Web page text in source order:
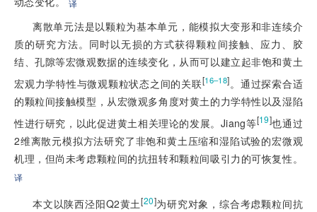
译
离散单元法是以颗粒为基本单元，能模拟大变形和非连续介
质的研究方法。同时以无损的方式获得颗粒间接触、应力、胶
结、孔隙等宏微观数据的连续变化，从而可以建立起非饱和黄土
宏观力学特性与微观颗粒状态之间的关联[16–18]。通过探索合适
的颗粒间接触模型，从宏微观多角度对黄土的力学特性以及湿陷
性进行研究，以此促进黄土相关理论的发展。Jiang等[19]也通过
2维离散元模拟方法研究了非饱和黄土压缩和湿陷试验的宏微观
机理，但尚未考虑颗粒间的抗扭转和颗粒间吸引力的可恢复性。
译
本文以陕西泾阳Q2黄土[20]为研究对象，综合考虑颗粒间抗